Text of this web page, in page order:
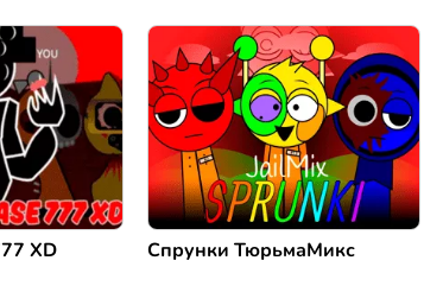
XD Спрунки ТюрьмаМикс